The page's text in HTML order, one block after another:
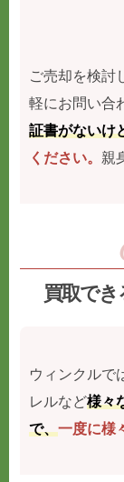
ご売却を検討
軽にお問い合
証書がないけ
ください。 親
買取でき
ウィンクルで
レルなど様々
で、一度に様